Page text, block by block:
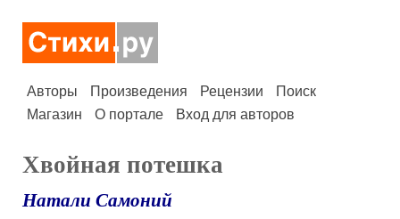
Авторы Произведения Рецензии
Поиск
Магазин
О портале Вход для авторов
Хвойная потешка
Натали Самоний